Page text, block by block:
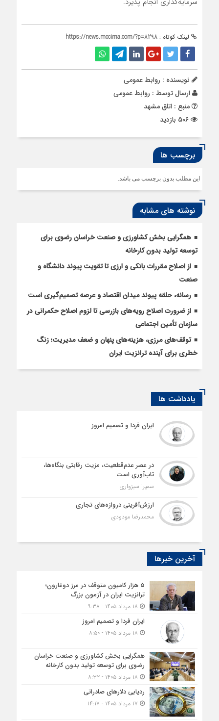
لینک کوتاه : https://news.mccima.com/?p=8298
نویسنده : روابط عمومی
ارسال توسط : روابط عمومی
منبع : اتاق مشهد
برچسب ها
این مطلب بدون برچسب می باشد.
نوشته های مشابه
همگرایی بخش کشاورزی و صنعت خراسان رضوی برای
توسعه تولید بدون کارخانه
از اصلاح مقررات بانکی و ارزی تا تقویت پیوند دانشگاه و
صنعت
رسانه، حلقه پیوند میدان اقتصاد و عرصه تصمیم‌گیری است
از ضرورت اصلاح رویه‌های بازرسی تا لزوم اصلاح حکمرانی در
سازمان تأمین اجتماعی
توقف‌های مرزی، هزینه‌های پنهان و ضعف مدیریت؛ زنگ
خطری برای آینده ترانزیت ایران
یادداشت ها
ایران فردا و تصمیم امروز
در عصر عدم‌قطعیت، مزیت رقابتی بنگاه‌ها،
تاب‌آوری است
سمیرا سبزواری
ارزش‌آفرینی دروازه‌های تجاری
محمدرضا مودودی
آخرین خبرها
5 هزار کامیون متوقف در مرز دوغارون؛
ترانزیت ایران در آزمون بزرگ
ایران فردا و تصمیم امروز
همگرایی بخش کشاورزی و صنعت خراسان
رضوی برای توسعه تولید بدون کارخانه
ردیابی دلارهای صادراتی